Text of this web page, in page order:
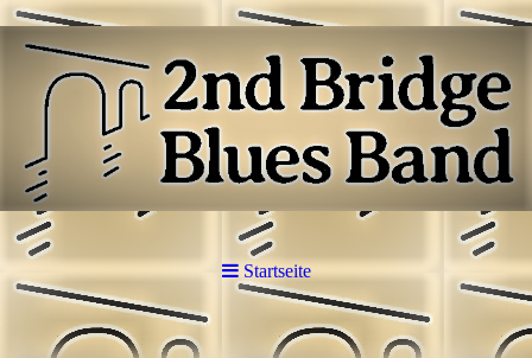
Startseite